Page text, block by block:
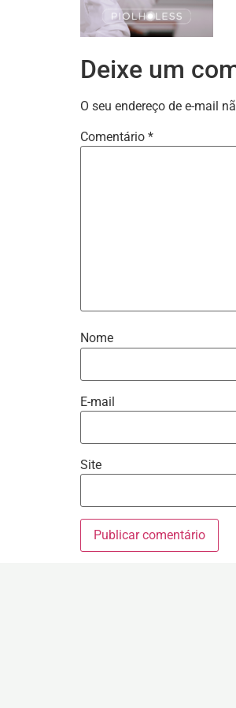
Deixe um
O seu endereço de e-mail
Comentário *
Nome
E-mail
Site